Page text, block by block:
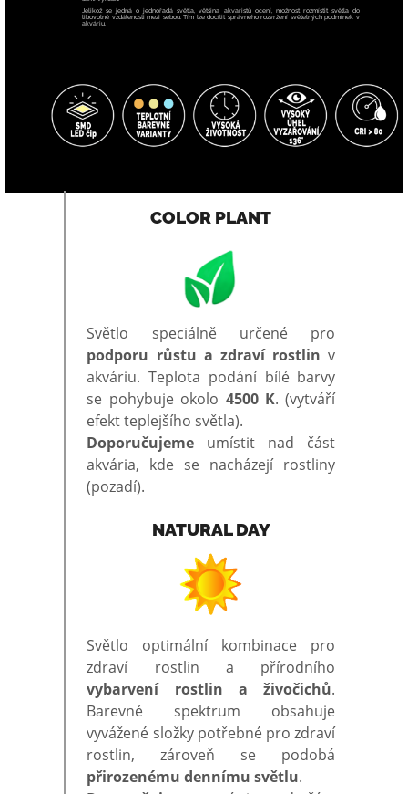
Jelikož se jedná o jednořadá světla, většina akvaristů ocení, možnost rozmístit světla do
libovolné vzdálenosti mezi sebou. Tím lze docílit správného rozvržení světelných podmínek v
akváriu.
COLOR PLANT
Světlo speciálně určené pro
podporu růstu a zdraví rostlinv
akváriu. Teplota podání bílé barvy
se pohybuje okolo 4500 K. (vytváří
efekt teplejšího světla).
Doporučujeme umístit nad část
akvária, kde se nacházejí rostliny
(pozadí).
NATURAL DAY
Světlo optimální kombinace pro
zdraví rostlin a přírodního
vybarvení rostlin a živočichů.
Barevné spektrum obsahuje
vyvážené složky potřebné pro zdraví
rostlin, zároveň se podobá
přirozenému dennímu světlu.